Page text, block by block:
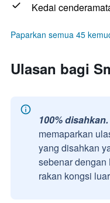
Kedai
Paparkan semua 45
Ulasan bagi
100% disahkan.
memaparkan
yang disahkan
sebenar
rakan kongsi